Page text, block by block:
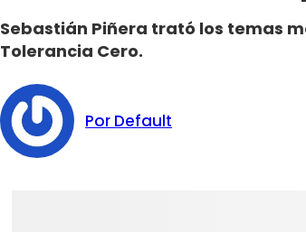
Sebastián Piñera trató los temas
Tolerancia Cero.
Por Default